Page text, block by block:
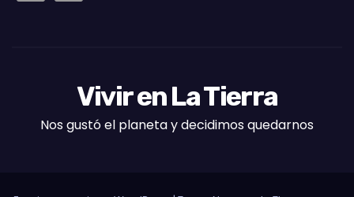
Vivir en La Tierra
Nos gustó el planeta y decidimos quedarnos